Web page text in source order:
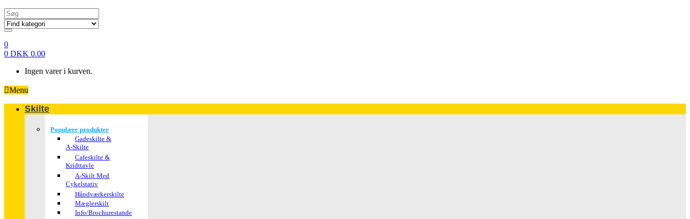
Search
for:
0
0 DKK 0.00
Ingen varer i kurven.
Menu
Skilte
Populære produkter
Gadeskilte &
A-Skilte
Cafeskilte &
Kridttavle
A-Skilt Med
Cykelstativ
Håndværkerskilte
Mæglerskilt
Info/brochurestande